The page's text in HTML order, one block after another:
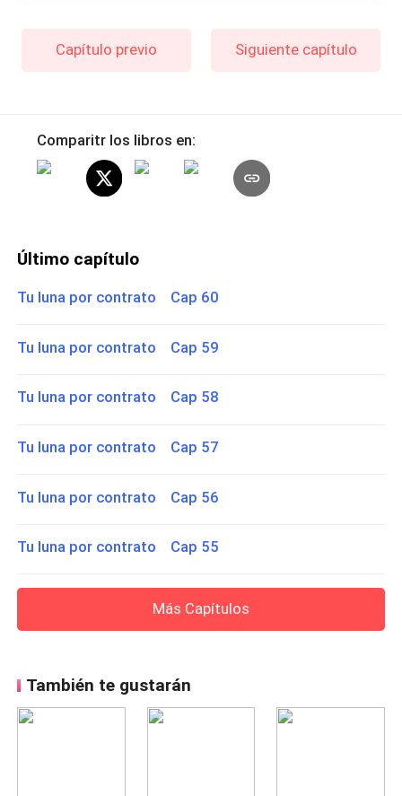
Capítulo previo Siguiente capítulo
Comparitr los libros en:
Último capítulo
Tu luna por contrato Cap 60
Tu luna por contrato Cap 59
Tu luna por contrato Cap 58
Tu luna por contrato Cap 57
Tu luna por contrato Cap 56
Tu luna por contrato Cap 55
Más Capítulos
También te gustarán